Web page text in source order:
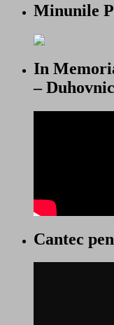
Minunile
In
–
Cantec